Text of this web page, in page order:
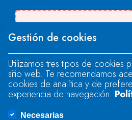
"text".
Se produjo un error al
"text".
Gestión de cookies
Utilizamos tres tipos de cookies
sitio web. Te recomendamos
cookies de analítica y de
experiencia de navegación.
Necesarias